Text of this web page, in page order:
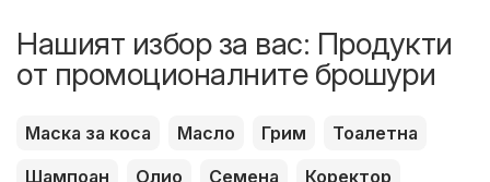
Нашият избор за вас: Продукти
от промоционалните брошури
Маска за коса Масло Грим
Тоалетна
Шампоан
Олио Семена
Коректор